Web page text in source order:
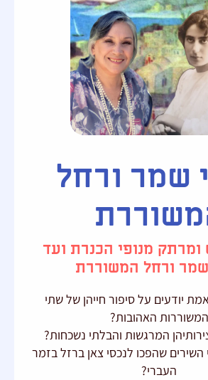
שמר ורחל
מנופי הכנרת ועד
ורחל המשוררת
יודעים על סיפור חייהן של שתי
האהובות?
המרגשות והבלתי נשכחות?
שהפכו לנכסי צאן ברזל בזמר
העברי?